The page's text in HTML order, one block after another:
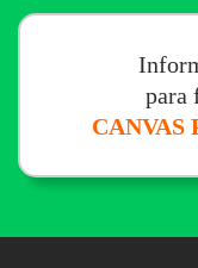
para
CANVAS